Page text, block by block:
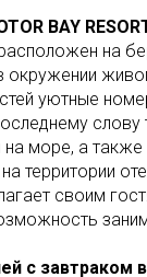
BAY
на
окружении
уютные
слову
море, а также
территории
своим
с завтраком